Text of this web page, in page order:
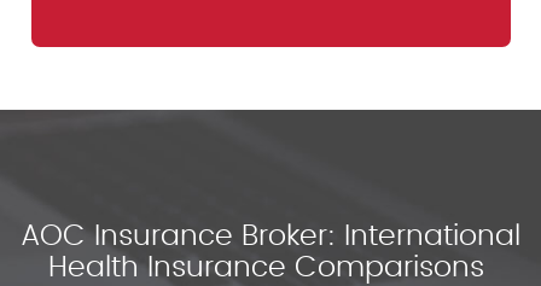
AOC Insurance Broker: International
Health Insurance Comparisons